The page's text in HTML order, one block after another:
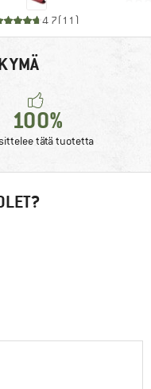
4,7(11 )
100%
tätä tuotetta